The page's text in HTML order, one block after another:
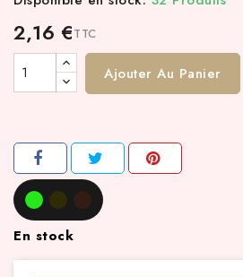
2,16 €TTC
Ajouter Au Panier
En stock